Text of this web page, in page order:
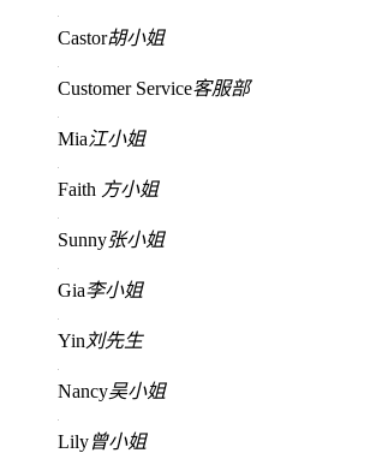
Castor胡小姐
Customer Service客服部
Mia江小姐
Faith 方小姐
Sunny张小姐
Gia李小姐
Yin 刘先生
Nancy吴小姐
Lily曾小姐